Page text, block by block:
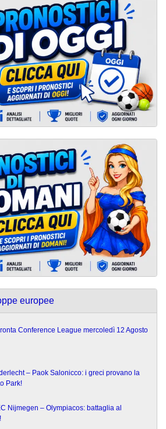
europee
Conference League mercoledì 12 Agosto
– Paok Salonicco: i greci provano la
Park!
Nijmegen – Olympiacos: battaglia al